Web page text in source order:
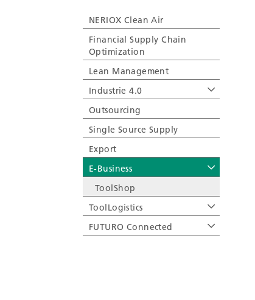
NERIOX Clean Air
Financial Supply Chain
Optimization
Lean Management
Industrie 4.0
Outsourcing
Single Source Supply
Export
E-Business
ToolShop
ToolLogistics
FUTURO Connected